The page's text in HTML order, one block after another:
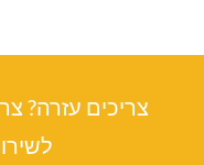
צריכים עזרה?